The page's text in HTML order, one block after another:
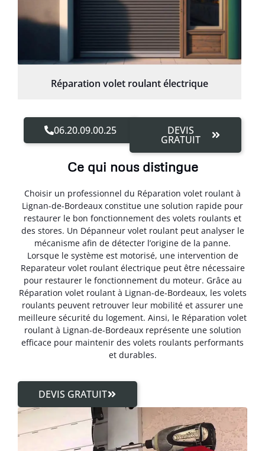
Réparation volet roulant électrique
06.20.09.00.25 DEVIS
GRATUIT
Ce qui nous distingue
Choisir un professionnel du Réparation volet roulant à
Lignan-de-Bordeaux constitue une solution rapide pour
restaurer le bon fonctionnement des volets roulants et
des stores. Un Dépanneur volet roulant peut analyser le
mécanisme afin de détecter l’origine de la panne.
Lorsque le système est motorisé, une intervention de
Reparateur volet roulant électrique peut être nécessaire
pour restaurer le fonctionnement du moteur. Grâce au
Réparation volet roulant à Lignan-de-Bordeaux, les volets
roulants peuvent retrouver leur mobilité et assurer une
meilleure sécurité du logement. Ainsi, le Réparation volet
roulant à Lignan-de-Bordeaux représente une solution
efficace pour maintenir des volets roulants performants
et durables.
DEVIS GRATUIT